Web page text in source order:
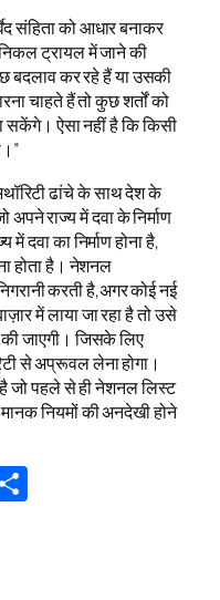
संहिता को आधार बनाकर
ट्रायल में जाने की
कर रहे हैं या उसकी
चाहते हैं तो कुछ शर्तों को
सकेंगे। ऐसा नहीं है कि किसी
ढांचे के साथ देश के
राज्य में दवा के निर्माण
दवा का निर्माण होना है,
होता है। नेशनल
करती है,अगर कोई नई
में लाया जा रहा है तो उसे
जाएगी। जिसके लिए
से अप्रूवल लेना होगा।
जो पहले से ही नेशनल लिस्ट
नियमों की अनदेखी होने